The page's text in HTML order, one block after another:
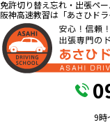
免許切り替え忘れ・出張ペ
阪神高速教習は「あさひドラ
9時